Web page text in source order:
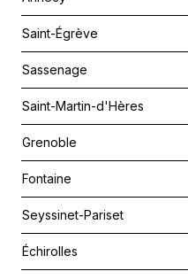
Saint-Égrève
Sassenage
Saint-Martin-d'Hères
Grenoble
Fontaine
Seyssinet-Pariset
Échirolles